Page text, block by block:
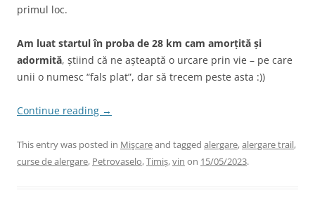
primul loc.
Am luat startul în proba de 28 km cam amorțită și
adormită, știind că ne așteaptă o urcare prin vie – pe care
unii o numesc “fals plat”, dar să trecem peste asta :))
Continue reading →
This entry was posted in Mişcareand tagged alergare,alergare trail,
curse de alergare, Petrovaselo,Timiș,vin on 15/05/2023.